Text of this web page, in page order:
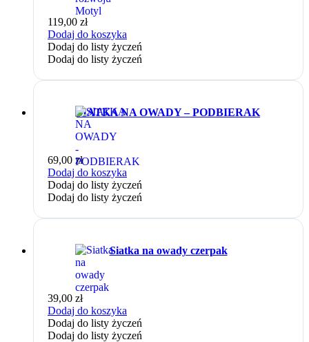
119,00 zł
Dodaj do koszyka
Dodaj do listy życzeń
Dodaj do listy życzeń
SIATKA NA OWADY – PODBIERAK
69,00 zł
Dodaj do koszyka
Dodaj do listy życzeń
Dodaj do listy życzeń
Siatka na owady czerpak
39,00 zł
Dodaj do koszyka
Dodaj do listy życzeń
Dodaj do listy życzeń